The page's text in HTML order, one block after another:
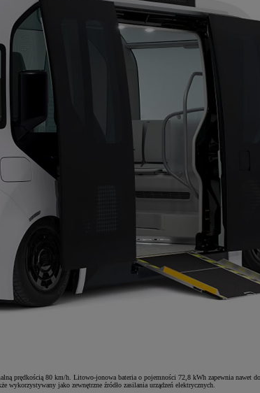
80 km/h. Litowo-jonowa bateria o pojemności 72,8 kWh zapewnia nawet
jako zewnętrzne źródło zasilania urządzeń elektrycznych.